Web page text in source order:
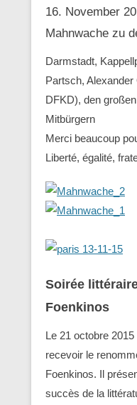
16. November
Mahnwache zu
Darmstadt,
Partsch,
‪‎DFKD), den
Mitbürgern
Merci beaucoup
Liberté, égalité,
Soirée
Foenkinos
Le 21 octobre
recevoir le
Foenkinos. Il
succès de la